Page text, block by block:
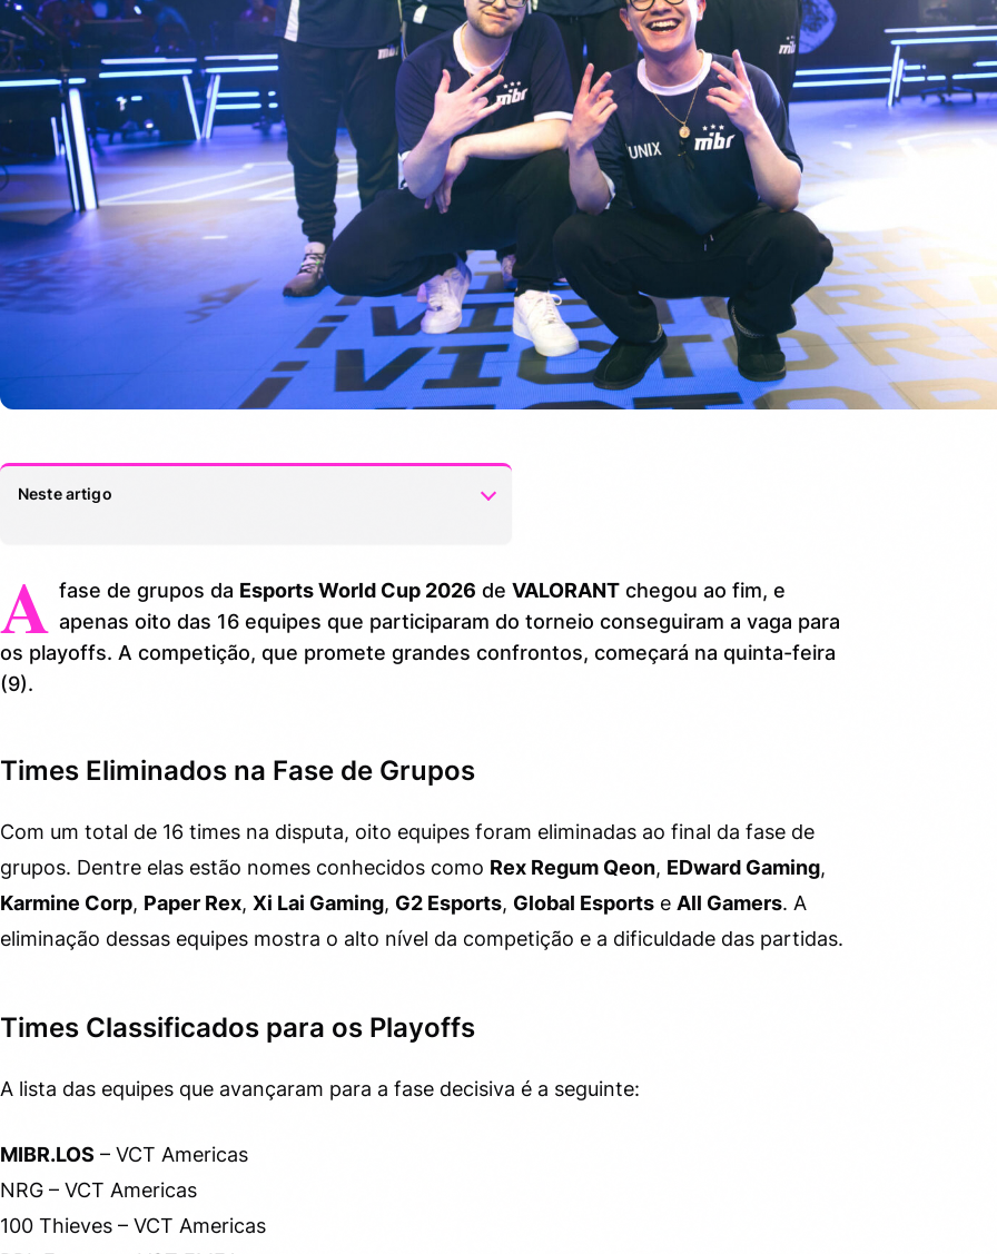
Neste artigo
2. Times Classificados para os Playoffs
3. Como Acompanhar os Confrontos
A fase de grupos da Esports World Cup 2026 de VALORANTchegou ao fim, e
apenas oito das 16 equipes que participaram do torneio conseguiram a vaga para
os playoffs. A competição, que promete grandes confrontos, começará na quinta-feira
(9).
Times Eliminados na Fase de Grupos
Com um total de 16 times na disputa, oito equipes foram eliminadas ao final da fase de
grupos. Dentre elas estão nomes conhecidos como Rex Regum Qeon, EDward Gaming,
Karmine Corp, Paper Rex, Xi Lai Gaming, G2 Esports, Global Esports e All Gamers. A
eliminação dessas equipes mostra o alto nível da competição e a dificuldade das partidas.
Times Classificados para os Playoffs
A lista das equipes que avançaram para a fase decisiva é a seguinte:
MIBR.LOS – VCT Americas
NRG – VCT Americas
100 Thieves – VCT Americas